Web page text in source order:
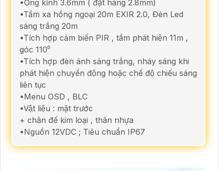
•Ống kính 3.6mm ( đặt hàng 2.8mm)
•Tầm xa hồng ngoại 20m EXIR 2.0, Đèn Led
sáng trắng 20m
•Tích hợp cảm biến PIR , tầm phát hiện 11m ,
góc 110⁰
•Tích hợp đèn ánh sáng trắng, nháy sáng khi
phát hiện chuyển động hoặc chế độ chiếu sáng
liên tục
•Menu OSD , BLC
•Vật liệu : mặt trước
+ chân đế kim loại , thân nhựa
•Nguồn 12VDC ; Tiêu chuẩn IP67